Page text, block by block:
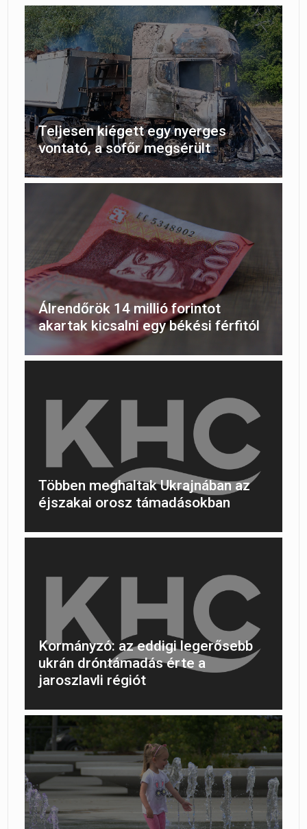
Teljesen kiégett egy nyerges
vontató, a sofőr megsérült
Álrendőrök 14 millió forintot
akartak kicsalni egy békési férfitól
Többen meghaltak Ukrajnában az
éjszakai orosz támadásokban
Kormányzó: az eddigi legerősebb
ukrán dróntámadás érte a
jaroszlavli régiót